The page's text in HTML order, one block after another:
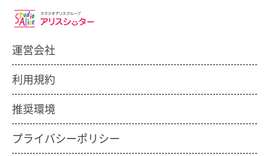
運営会社
利用規約
推奨環境
プライバシーポリシー